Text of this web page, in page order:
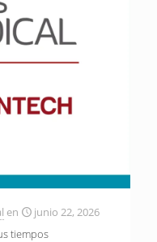
en
junio 22, 2026
tiempos